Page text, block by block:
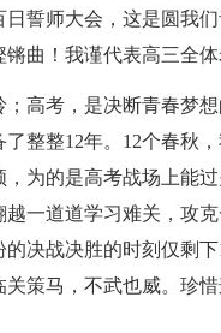
誓师大会，这是圆我
曲！我谨代表高三全
高考，是决断青春梦
整整12年。12个春秋
为的是高考战场上能
一道道学习难关，攻
决战决胜的时刻仅剩
策马，不武也威。珍